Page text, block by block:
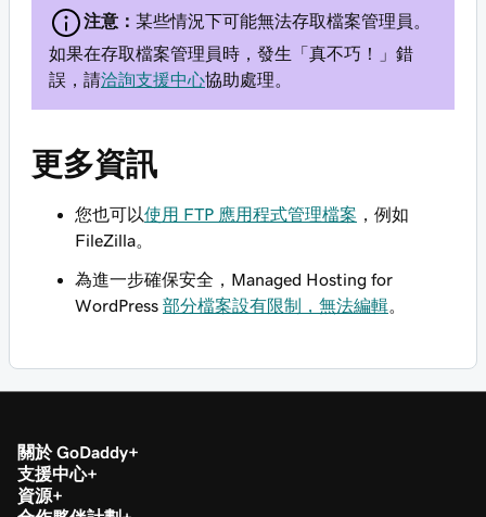
注意： 某些情況下可能無法存取檔案管理員。
如果在存取檔案管理員時，發生「真不巧！」錯
誤，請洽詢支援中心協助處理。
更多資訊
您也可以使用 FTP 應用程式管理檔案 ，例如
FileZilla。
為進一步確保安全，Managed Hosting for
WordPress 部分檔案設有限制，無法編輯
關於 GoDaddy
支援中心
資源